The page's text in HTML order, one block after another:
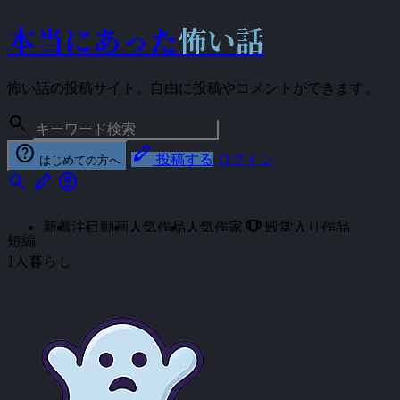
本当にあった怖い話
怖い話の投稿サイト。自由に投稿やコメントができます。
search
help はじめての方へ stylus 投稿する ログイン
search stylus account_circle
新着 注目 動画 人気作品 人気作家 emoji_events 殿堂入り作品
短編
1人暮らし